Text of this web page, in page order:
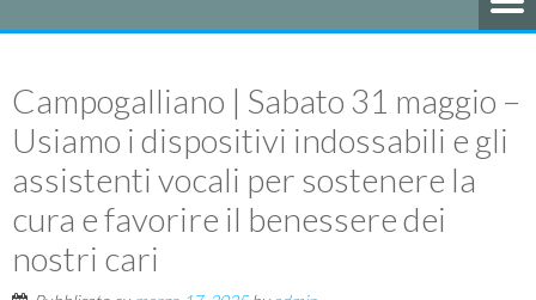
Campogalliano | Sabato 31 maggio –
Usiamo i dispositivi indossabili e gli
assistenti vocali per sostenere la
cura e favorire il benessere dei
nostri cari